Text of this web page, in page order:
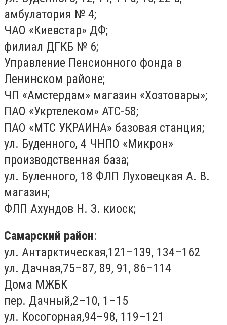
амбулатория № 4;
ЧАО «Киевстар» ДФ;
филиал ДГКБ № 6;
Управление Пенсионного фонда в
Ленинском районе;
ЧП «Амстердам» магазин «Хозтовары»;
ПАО «Укртелеком» АТС-58;
ПАО «МТС УКРАИНА» базовая станция;
ул. Буденного, 4 ЧНПО «Микрон»
производственная база;
ул. Буленного, 18 ФЛП Луховецкая А. В.
магазин;
ФЛП Ахундов Н. З. киоск;
Самарский район:
ул. Антарктическая,121–139, 134–162
ул. Дачная,75–87, 89, 91, 86–114
Дома МЖБК
пер. Дачный,2–10, 1–15
ул. Косогорная,94–98, 119–121